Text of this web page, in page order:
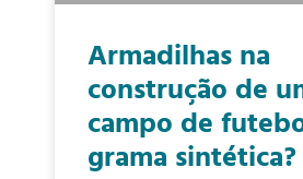
Armadilhas na
construção de
campo de
grama sintética?